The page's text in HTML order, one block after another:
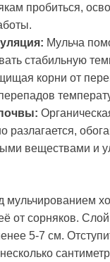
пробиться,
Мульча
стабильную
корни от
разлагается,
веществами и
мульчированием
от сорняков.
5-7 см.